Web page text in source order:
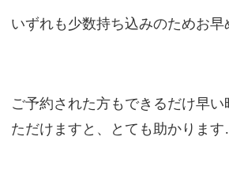
いずれも少数持ち込みのためお早
ご予約された方もできるだけ早
ただけますと、とても助かりま